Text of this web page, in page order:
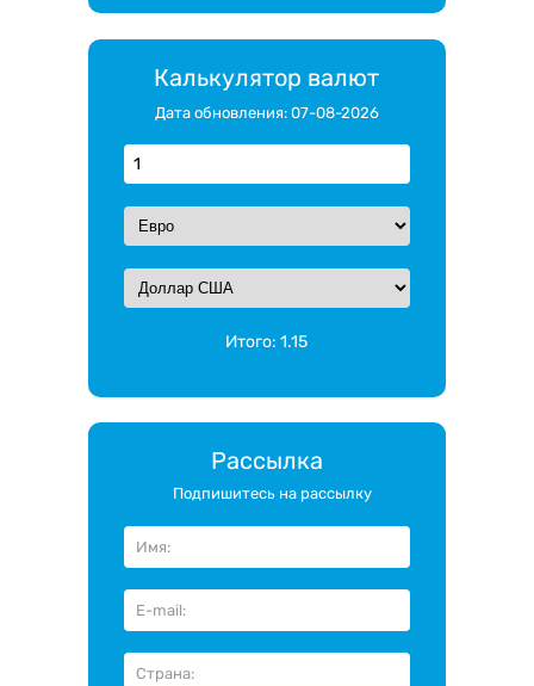
Калькулятор валют
Дата обновления: 07-08-2026
Итого:1.15
Рассылка
Подпишитесь на рассылку